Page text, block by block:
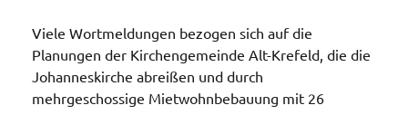
Viele Wortmeldungen bezogen sich auf die
Planungen der Kirchengemeinde Alt-Krefeld, die die
Johanneskirche abreißen und durch
mehrgeschossige Mietwohnbebauung mit 26